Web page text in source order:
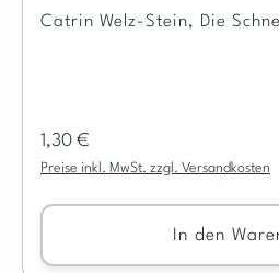
Catrin Welz-Stein, Die
Regulärer Preis:
1,30 €
Preise inkl. MwSt. zzgl. Versandkosten
In den